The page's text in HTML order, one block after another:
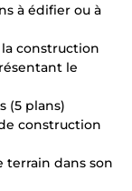
à édifier ou à
construction
le
(5 plans)
construction
terrain dans son